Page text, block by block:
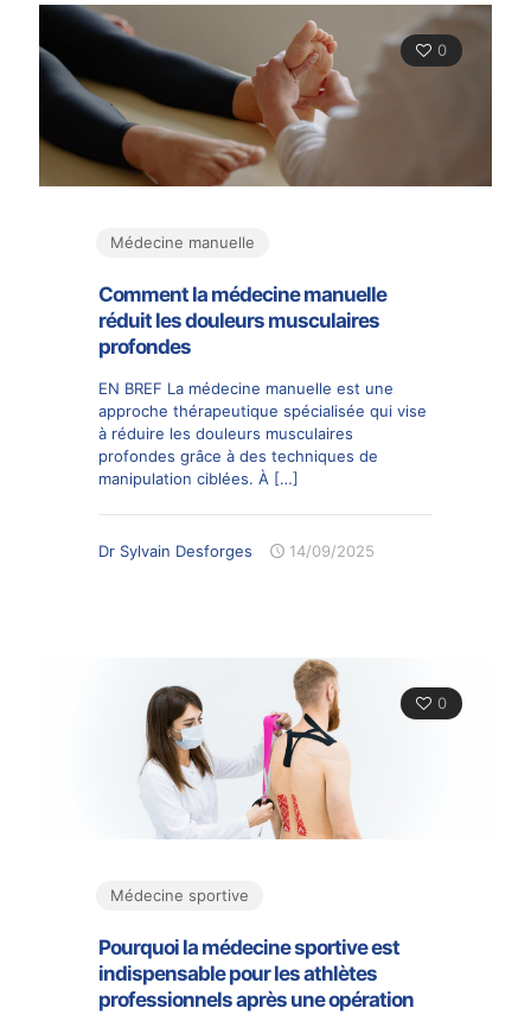
0
Médecine manuelle
Comment la médecine manuelle
réduit les douleurs musculaires
profondes
EN BREF La médecine manuelle est une
approche thérapeutique spécialisée qui vise
à réduire les douleurs musculaires
profondes grâce à des techniques de
manipulation ciblées. À […]
Dr Sylvain Desforges 14/09/2025
0
Médecine sportive
Pourquoi la médecine sportive est
indispensable pour les athlètes
professionnels après une opération